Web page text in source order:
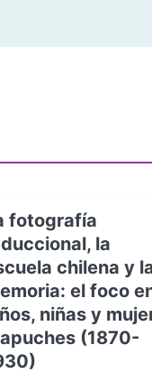
fotografía
la
chilena y
el foco
niñas y
(1870-